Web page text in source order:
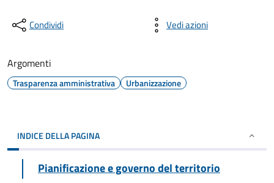
Condividi Vedi azioni
Argomenti
Trasparenza amministrativa Urbanizzazione
INDICE DELLA PAGINA
Pianificazione e governo del territorio